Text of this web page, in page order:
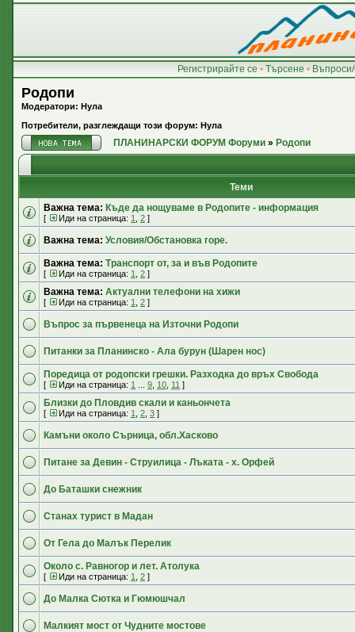
Регистрирайте се • Търсене •
Родопи
Модератори: Нула
Потребители, разглеждащи този форум: Нула
ПЛАНИНАРСКИ ФОРУМ Форуми » Родопи
Теми
Важна тема: Къде да нощуваме в Родопите - информация
[ Иди на страница: 1 2 ]
Важна тема: Условия/Обстановка горе.
Важна тема: Транспорт от, за и във Родопите
[ Иди на страница: 1 2 ]
Важна тема: Актуални телефони на хижи
[ Иди на страница: 1 2 ]
Въпрос за първенеца на Източни Родопи
Питанки за Планинско - Ала бурун (Шарен нос)
Поредица от родопски грешки. Разходка до връх Свобода
[ Иди на страница: 1 9 10 11 ]
Близки до Пловдив скали и каньончета
[ Иди на страница: 1 2 3 ]
Камъни около Сърница, обл.Хасково
Питане за Девин - Струилица - Лъката - х. Орфей
До Баташки снежник
Станах турист в Мадан
От Гела до Малък Перелик
Около с. Равногор и лет. Атолука
[ Иди на страница: 1 2 ]
До Малка Сютка и Гюмюшчал
Малкият мост от Чудните мостове